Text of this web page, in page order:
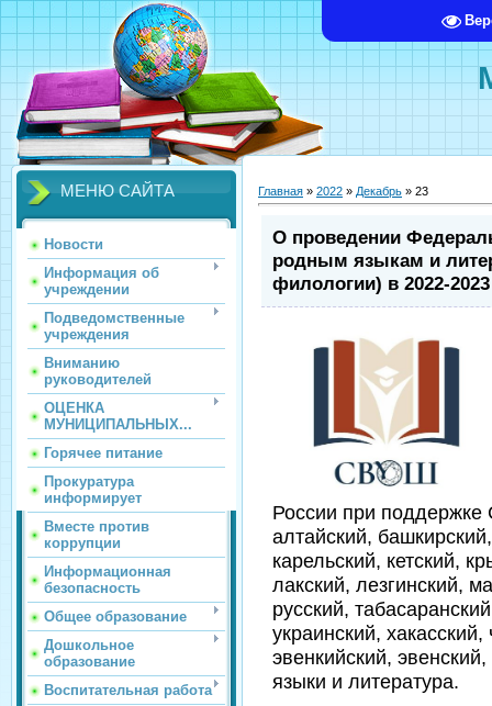
МЕНЮ САЙТА
Новости
Информация об
учреждении
Подведомственные
учреждения
Вниманию
руководителей
ОЦЕНКА
МУНИЦИПАЛЬНЫХ...
Горячее питание
Прокуратура
информирует
Вместе против
коррупции
Информационная
безопасность
Общее образование
Дошкольное
образование
Воспитательная работа
Главная » 2022 » Декабрь » 23
О проведении
родным языкам и
филологии) в 2022-
России при поддержке
алтайский,
карельский, кетский,
лакский, лезгинский,
русский,
украинский,
эвенкийский,
языки и литература.